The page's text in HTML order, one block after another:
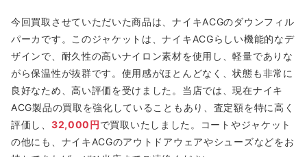
今回買取させていただいた商品は、ナイキACGのダウンフィル
パーカです。このジャケットは、ナイキACGらしい機能的なデ
ザインで、耐久性の高いナイロン素材を使用し、軽量でありな
がら保温性が抜群です。使用感がほとんどなく、状態も非常に
良好なため、高い評価を受けました。当店では、現在ナイキ
ACG製品の買取を強化していることもあり、査定額を特に高く
評価し、 32,000円で買取いたしました。コートやジャケット
の他にも、ナイキACGのアウトドアウェアやシューズなどをお